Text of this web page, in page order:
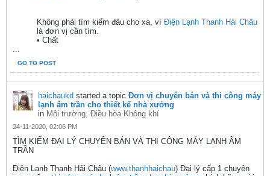
Không phải tìm kiếm đâu cho xa, vì Điện Lạnh Thanh Hải Châu
là đơn vị cần tìm.
• Chất
...
GO TO POST
haichaukd started a topic Đơn vị chuyên bán và thi công máy
lạnh âm trần cho thiết kế nhà xưởng
in Môi trường, Điều hòa Không khí
24-11-2020, 02:06 PM
TÌM KIẾM ĐẠI LÝ CHUYÊN BÁN VÀ THI CÔNG MÁY LẠNH ÂM
TRẦN
Điện Lạnh Thanh Hải Châu (www.thanhhaichau) Đại lý cấp 1 chuyên